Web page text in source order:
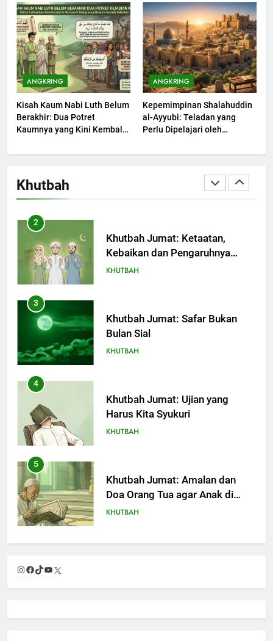
ANGKRING
Kisah Kaum Nabi Luth Belum
Berakhir: Dua Potret
Kaumnya yang Kini Kembali
ANGKRING
Kepemimpinan Shalahuddin
al-Ayyubi: Teladan yang
Perlu Dipelajari oleh
(2)
Khutbah
Bisa Diterima
KHUTBAH
202
Khutbah Jumat: Bulan
Muharram Bulan Bersejarah
KHUTBAH
Khutbah Jumat: Melihat
Limpahan Nikmat Allah
2
Khutbah Jumat: Ketaatan,
Kebaikan dan Pengaruhnya
dalam Jiwa Manusia
KHUTBAH
3
Khutbah Jumat: Safar Bukan
Bulan Sial
KHUTBAH
4
Khutbah Jumat: Ujian yang
Harus Kita Syukuri
KHUTBAH
5
Khutbah Jumat: Amalan dan
Doa Orang Tua agar Anak di
Pondok Pesantren Sukses Dunia
KHUTBAH
6
Instagram
Facebook
TikTok
YouTube